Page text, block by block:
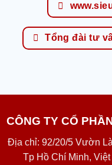
Tổng đài tư
CÔNG TY CỔ
Địa chỉ: 92/20/5 Vườn
Tp Hồ Chí Minh,